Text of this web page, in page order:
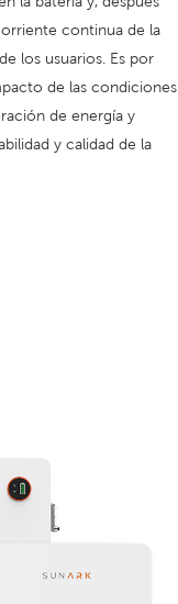
continua de la
los usuarios. Es por
de las condiciones
de energía y
y calidad de la